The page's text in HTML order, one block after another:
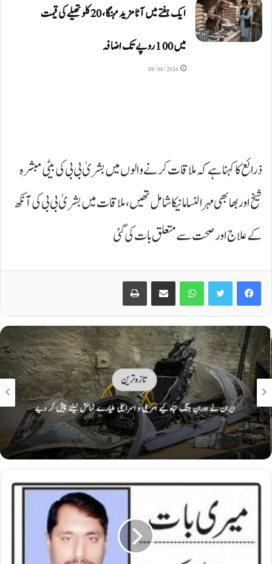
ایک ہفتے میں آٹا مزید مہنگا، 20 کلو تھیلے کی قیمت
میں 100 روپے تک اضافہ
08/08/2026
ذرائع کا کہنا ہے کہ ملاقات کرنے والوں میں بشریٰ بی بی کی بیٹی مبشرہ
شیخ اور بھابھی مہر النسا مانیکا شامل تھیں، ملاقات میں بشریٰ بی بی کی آنکھ
کے علاج اور صحت سے متعلق بات کی گئی
Facebook
Twitter
WhatsApp
Share via Email
Print
تازہ ترین
ایران نے دورانِ جنگ تباہ کیے امریکی و اسرائیلی طیارے نمائش کیلئے پیش کر دیے